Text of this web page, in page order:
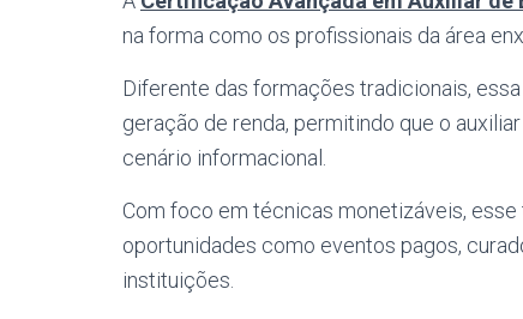
na forma como os profissionais da área
Diferente das formações tradicionais,
geração de renda, permitindo que o
cenário informacional.
Com foco em técnicas monetizáveis,
oportunidades como eventos pagos,
instituições.